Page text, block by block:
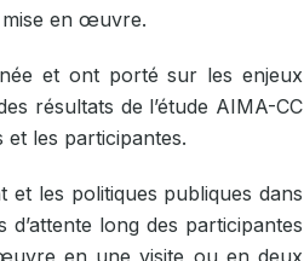
mise en œuvre.
et ont porté sur les enjeux
résultats de l’étude AIMA-CC
les participantes.
et les politiques publiques dans
long des participantes
en une visite ou en deux